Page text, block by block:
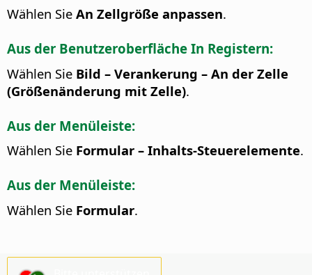
Wählen Sie An Zellgröße anpassen.
Aus der Benutzeroberfläche In Registern:
Wählen Sie Bild – Verankerung – An der Zelle
(Größenänderung mit Zelle).
Aus der Menüleiste:
Wählen Sie Formular – Inhalts-Steuerelemente.
Aus der Menüleiste:
Wählen Sie Formular.